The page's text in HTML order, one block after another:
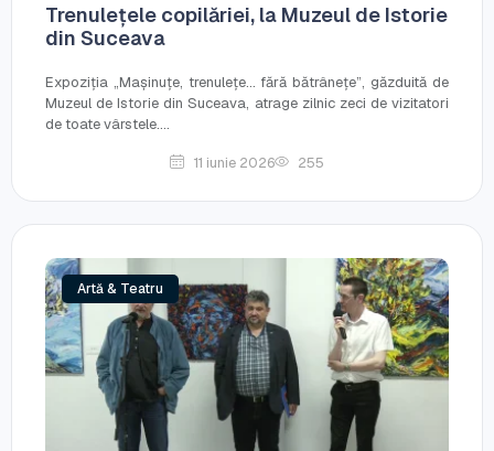
Trenulețele copilăriei, la Muzeul de Istorie
din Suceava
Expoziția „Mașinuțe, trenulețe... fără bătrânețe”, găzduită de
Muzeul de Istorie din Suceava, atrage zilnic zeci de vizitatori
de toate vârstele....
11 iunie 2026 255
Artă & Teatru